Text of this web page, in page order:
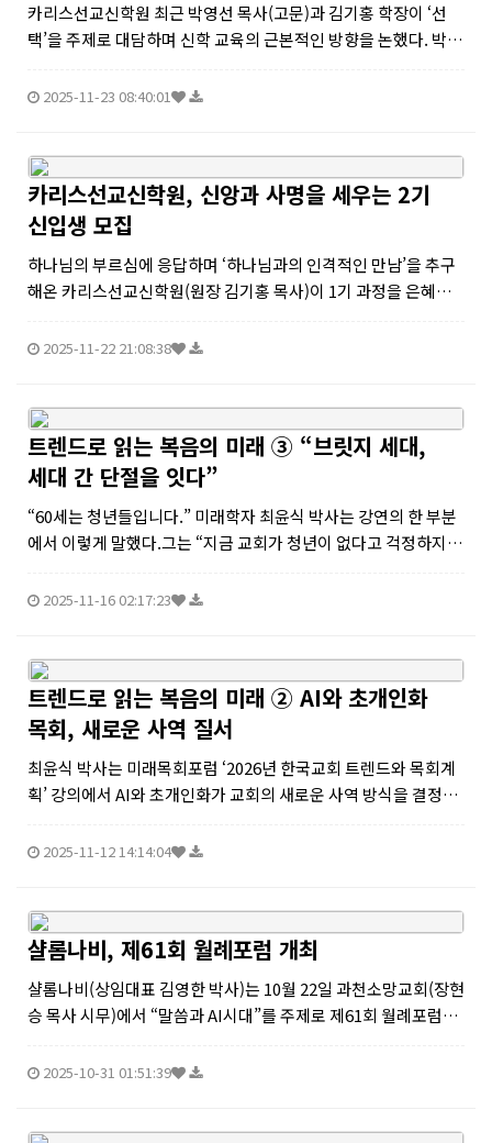
카리스선교신학원 최근 박영선 목사(고문)과 김기홍 학장이 ‘선
택’을 주제로 대담하며 신학 교육의 근본적인 방향을 논했다. 박
을 만나야 하는 설교자 양성 목적을 상실했다는 문제의식을 제기
2025-11-23 08:40:01
카리스선교신학원, 신앙과 사명을 세우는 2기
신입생 모집
하나님의 부르심에 응답하며 ‘하나님과의 인격적인 만남’을 추구
해온 카리스선교신학원(원장 김기홍 목사)이 1기 과정을 은혜롭
을 시작했다.카리스선교신학원은 미국 오이코스대학교(Oikos U
2025-11-22 21:08:38
트렌드로 읽는 복음의 미래 ③ “브릿지 세대,
세대 간 단절을 잇다”
“60세는 청년들입니다.” 미래학자 최윤식 박사는 강연의 한 부분
에서 이렇게 말했다.그는 “지금 교회가 청년이 없다고 걱정하지
순히 나이 든 교인으로 보지 말고, 교회의 새로운 에너지원으로 봐
2025-11-16 02:17:23
트렌드로 읽는 복음의 미래 ② AI와 초개인화
목회, 새로운 사역 질서
최윤식 박사는 미래목회포럼 ‘2026년 한국교회 트렌드와 목회계
획’ 강의에서 AI와 초개인화가 교회의 새로운 사역 방식을 결정짓
교회가 잃어버린 ‘1대1 제자훈련’을 다시 회복시킬 도구가 될 수
2025-11-12 14:14:04
샬롬나비, 제61회 월례포럼 개최
샬롬나비(상임대표 김영한 박사)는 10월 22일 과천소망교회(장현
승 목사 시무)에서 “말씀과 AI시대”를 주제로 제61회 월례포럼을
서 맡았다.월례포럼은 과천소망교회 수요일 저녁 예배에 과천소
2025-10-31 01:51:39